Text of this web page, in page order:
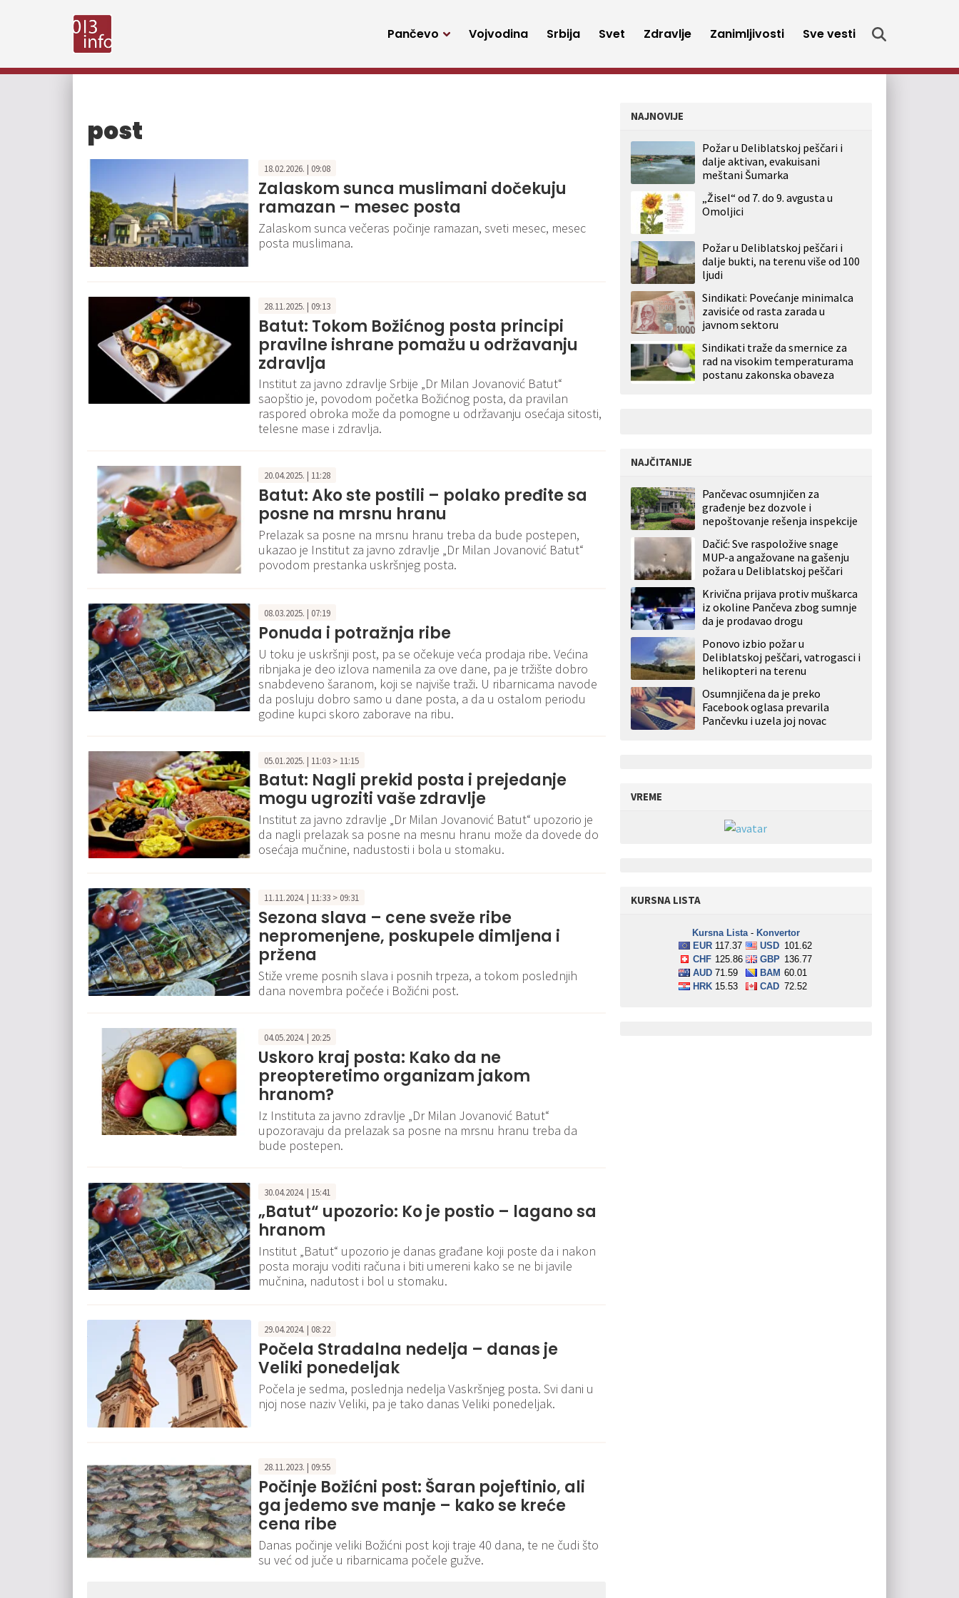
Pančevo Vojvodina Srbija Svet Zdravlje Zanimljivosti Sve vesti
post
18.02.2026. | 09:08
Zalaskom sunca muslimani dočekuju
ramazan – mesec posta
Zalaskom sunca večeras počinje ramazan, sveti mesec, mesec
posta muslimana.
28.11.2025. | 09:13
Batut: Tokom Božićnog posta principi
pravilne ishrane pomažu u održavanju
zdravlja
Institut za javno zdravlje Srbije „Dr Milan Jovanović Batut“
saopštio je, povodom početka Božićnog posta, da pravilan
raspored obroka može da pomogne u održavanju osećaja sitosti,
telesne mase i zdravlja.
20.04.2025. | 11:28
Batut: Ako ste postili – polako pređite sa
posne na mrsnu hranu
Prelazak sa posne na mrsnu hranu treba da bude postepen,
ukazao je Institut za javno zdravlje „Dr Milan Jovanović Batut“
povodom prestanka uskršnjeg posta.
08.03.2025. | 07:19
Ponuda i potražnja ribe
U toku je uskršnji post, pa se očekuje veća prodaja ribe. Većina
ribnjaka je deo izlova namenila za ove dane, pa je tržište dobro
snabdeveno šaranom, koji se najviše traži. U ribarnicama navode
da posluju dobro samo u dane posta, a da u ostalom periodu
godine kupci skoro zaborave na ribu.
05.01.2025. | 11:03 > 11:15
Batut: Nagli prekid posta i prejedanje
mogu ugroziti vaše zdravlje
Institut za javno zdravlje „Dr Milan Jovanović Batut“ upozorio je
da nagli prelazak sa posne na mesnu hranu može da dovede do
osećaja mučnine, nadustosti i bola u stomaku.
11.11.2024. | 11:33 > 09:31
Sezona slava – cene sveže ribe
nepromenjene, poskupele dimljena i
pržena
Stiže vreme posnih slava i posnih trpeza, a tokom poslednjih
dana novembra počeće i Božićni post.
04.05.2024. | 20:25
Uskoro kraj posta: Kako da ne
preopteretimo organizam jakom
hranom?
Iz Instituta za javno zdravlje „Dr Milan Jovanović Batut“
upozoravaju da prelazak sa posne na mrsnu hranu treba da
bude postepen.
30.04.2024. | 15:41
„Batut“ upozorio: Ko je postio – lagano sa
hranom
Institut „Batut“ upozorio je danas građane koji poste da i nakon
posta moraju voditi računa i biti umereni kako se ne bi javile
mučnina, nadutost i bol u stomaku.
29.04.2024. | 08:22
Počela Stradalna nedelja – danas je
Veliki ponedeljak
Počela je sedma, poslednja nedelja Vaskršnjeg posta. Svi dani u
njoj nose naziv Veliki, pa je tako danas Veliki ponedeljak.
28.11.2023. | 09:55
Počinje Božićni post: Šaran pojeftinio, ali
ga jedemo sve manje – kako se kreće
cena ribe
Danas počinje veliki Božićni post koji traje 40 dana, te ne čudi što
su već od juče u ribarnicama počele gužve.
NAJNOVIJE
Požar u Deliblatskoj peščari i
dalje aktivan, evakuisani
meštani Šumarka
„Žisel“ od 7. do 9. avgusta u
Omoljici
Požar u Deliblatskoj peščari i
dalje bukti, na terenu više od 100
ljudi
Sindikati: Povećanje minimalca
zavisiće od rasta zarada u
javnom sektoru
Sindikati traže da smernice za
rad na visokim temperaturama
postanu zakonska obaveza
NAJČITANIJE
Pančevac osumnjičen za
građenje bez dozvole i
nepoštovanje rešenja inspekcije
Dačić: Sve raspoložive snage
MUP-a angažovane na gašenju
požara u Deliblatskoj peščari
Krivična prijava protiv muškarca
iz okoline Pančeva zbog sumnje
da je prodavao drogu
Ponovo izbio požar u
Deliblatskoj peščari, vatrogasci i
helikopteri na terenu
Osumnjičena da je preko
Facebook oglasa prevarila
Pančevku i uzela joj novac
VREME
KURSNA LISTA